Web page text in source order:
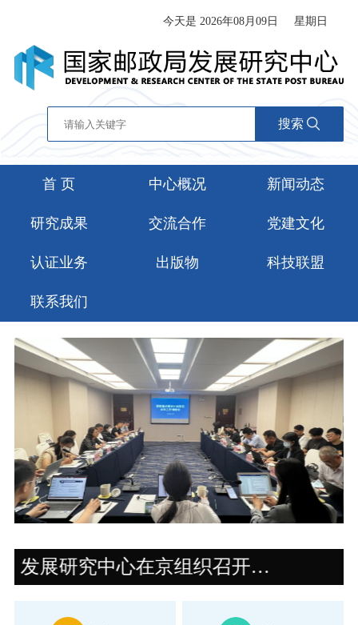
今天是 2026年08月09日 星期日
搜索
首 页 中心概况 新闻动态
研究成果 交流合作 党建文化
认证业务 出版物 科技联盟
联系我们
发展研究中心在京组织召开国家重点研发计划“快递业绿色与智能标准化关键技术及检测认证应用研究”项目半年调度会